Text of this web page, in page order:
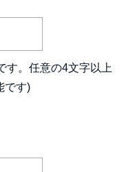
す。任意の4文字以上
です)